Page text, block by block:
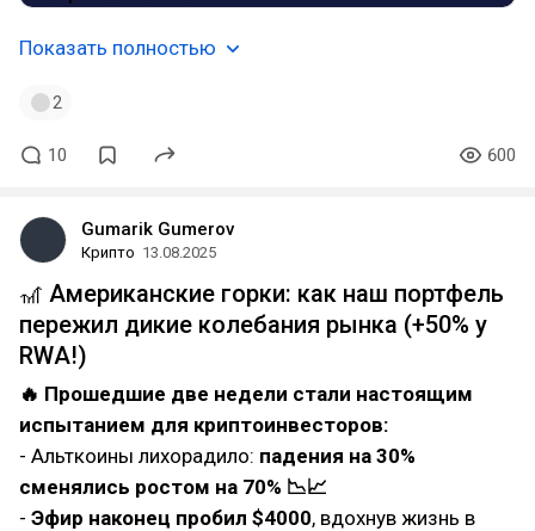
Показать полностью
2
10 600
Gumarik Gumerov
Крипто 13.08.2025
🎢 Американские горки: как наш портфель
пережил дикие колебания рынка (+50% у
RWA!)
🔥 Прошедшие две недели стали настоящим
испытанием для криптоинвесторов:
- Альткоины лихорадило: падения на 30%
сменялись ростом на 70% 📉📈
- Эфир наконец пробил $4000, вдохнув жизнь в